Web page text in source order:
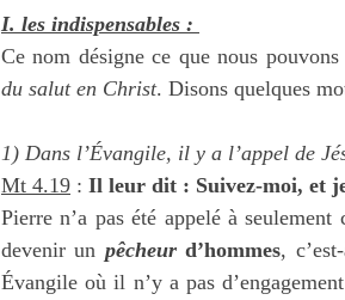
I. les indispensables :
Ce nom désigne ce que nous pouvons
du salut en Christ. Disons quelques
1) Dans l’Évangile, il y a l’appel de
Mt 4.19 : Il leur dit : Suivez-moi, et
Pierre n’a pas été appelé à
devenir un pêcheur d’hommes,
Évangile où il n’y a pas